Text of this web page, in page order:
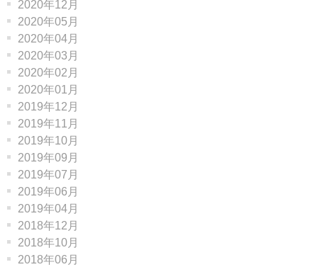
2020年12月
2020年05月
2020年04月
2020年03月
2020年02月
2020年01月
2019年12月
2019年11月
2019年10月
2019年09月
2019年07月
2019年06月
2019年04月
2018年12月
2018年10月
2018年06月